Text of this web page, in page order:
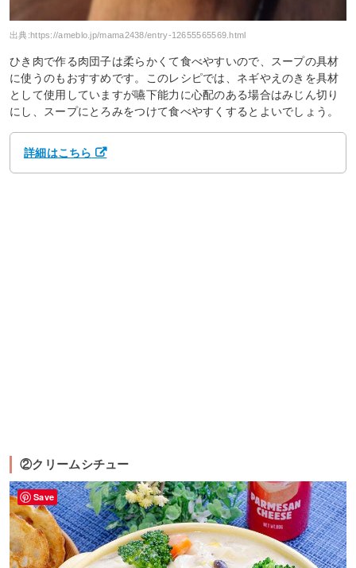
出典: https://ameblo.jp/mama2438/entry-12655565569.html
ひき肉で作る肉団子は柔らかくて食べやすいので、スープの具材
に使うのもおすすめです。このレシピでは、ネギやえのきを具材
として使用していますが嚥下能力に心配のある場合はみじん切り
にし、スープにとろみをつけて食べやすくするとよいでしょう。
詳細はこちら
②クリームシチュー
Save